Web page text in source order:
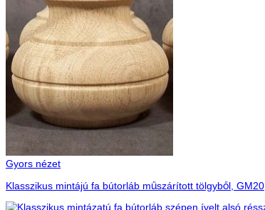
Gyors nézet
Klasszikus mintájú fa bútorláb műszárított tölgyből, GM20